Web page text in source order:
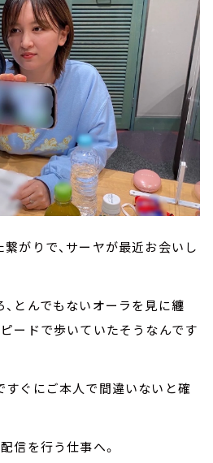
がりで、サーヤが最近お会いし
とんでもないオーラを見に纏
ードで歩いていたそうなんです
ぐにご本人で間違いないと確
信を行う仕事へ。